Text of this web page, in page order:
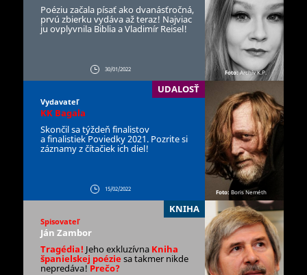
Poéziu začala písať ako dvanásťročná,
prvú zbierku vydáva až teraz! Najviac
ju ovplyvnila Biblia a Vladimír Reisel!
30/01/2022 Foto:Archív K.P.
UDALOSŤ
Vydavateľ
KK Bagala
Skončil sa týždeň finalistov
a finalistiek Poviedky 2021. Pozrite si
záznamy z čítačiek ich diel!
15/02/2022 Foto:Boris Neméth
KNIHA
Spisovateľ
Ján Zambor
Tragédia! Jeho exkluzívna Kniha
španielskej poézie sa takmer nikde
nepredáva!Prečo?